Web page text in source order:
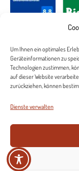
Um Ihnen ein optimales
Geräteinformationen zu
Technologien zustimmen,
auf dieser Website
zurückziehen, können
Dienste verwalten